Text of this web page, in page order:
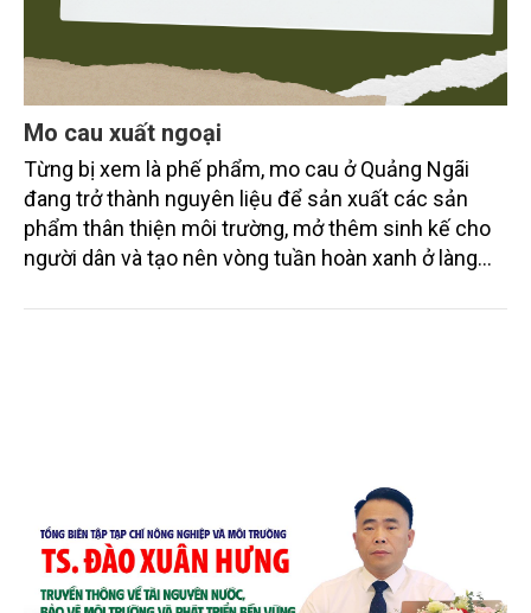
Mo cau xuất ngoại
Từng bị xem là phế phẩm, mo cau ở Quảng Ngãi
đang trở thành nguyên liệu để sản xuất các sản
phẩm thân thiện môi trường, mở thêm sinh kế cho
người dân và tạo nên vòng tuần hoàn xanh ở làng
chén, dĩa... từ mo cau đã được thị trường trong nước